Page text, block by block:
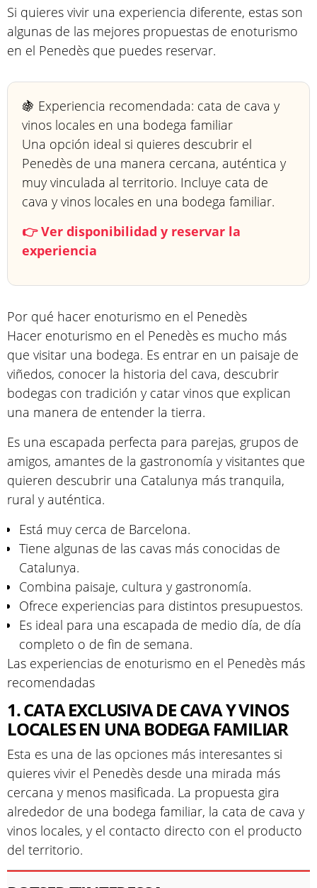
Si quieres vivir una experiencia diferente, estas son
algunas de las mejores propuestas de enoturismo
en el Penedès que puedes reservar.
🍇 Experiencia recomendada: cata de cava y
vinos locales en una bodega familiar
Una opción ideal si quieres descubrir el
Penedès de una manera cercana, auténtica y
muy vinculada al territorio. Incluye cata de
cava y vinos locales en una bodega familiar.
👉 Ver disponibilidad y reservar la
experiencia
Por qué hacer enoturismo en el Penedès
Hacer enoturismo en el Penedès es mucho más
que visitar una bodega. Es entrar en un paisaje de
viñedos, conocer la historia del cava, descubrir
bodegas con tradición y catar vinos que explican
una manera de entender la tierra.
Es una escapada perfecta para parejas, grupos de
amigos, amantes de la gastronomía y visitantes que
quieren descubrir una Catalunya más tranquila,
rural y auténtica.
Está muy cerca de Barcelona.
Tiene algunas de las cavas más conocidas de
Catalunya.
Combina paisaje, cultura y gastronomía.
Ofrece experiencias para distintos presupuestos.
Es ideal para una escapada de medio día, de día
completo o de fin de semana.
Las experiencias de enoturismo en el Penedès más
recomendadas
1. CATA EXCLUSIVA DE CAVA Y VINOS
LOCALES EN UNA BODEGA FAMILIAR
Esta es una de las opciones más interesantes si
quieres vivir el Penedès desde una mirada más
cercana y menos masificada. La propuesta gira
alrededor de una bodega familiar, la cata de cava y
vinos locales, y el contacto directo con el producto
del territorio.